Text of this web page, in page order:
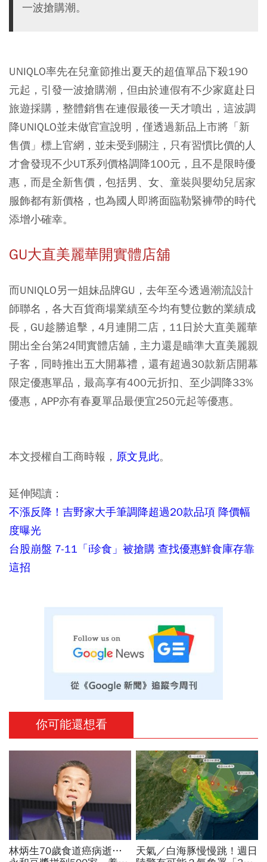
一波搶購潮。
UNIQLO率先在兒童節推出夏天的超值單品下殺190
元起，引發一波搶購潮，但由於連假有不少家庭赴日
旅遊採購，整體銷售在連假最後一天才噴出，這波調
降UNIQLO並未做官宣說明，僅透過新品上市將「新
售價」標上官網，並未受到關注，只有習慣比價的人
才會發現不少UT系列價格調降100元，且不是限時優
惠，而是全新售價，包括男、女、童裝與嬰幼兒居家
服飾都有新價格，也為國人即將面臨勒緊褲帶的時代
添增小確幸。
GU大直美麗華開實體店舖
而UNIQLO另一姐妹品牌GU，去年至今透過潮流設計
師聯名，各大百貨商場業績至今均有雙位數的業績成
長，GU趁勝追擊，4月連開二店，11日於大直美麗華
開出全台第24間實體店舖，主力還是瞄準大直美麗親
子客，同時推出五大開幕禮，還有超過30款新店開幕
限定優惠單品，最高享有400元折扣、至少調降33%
優惠，APP亦有春夏單品最便宜250元起等優惠。
本文授權自工商時報， 原文見此。
延伸閱讀：
不漲反降！吉野家大手筆調降超過20款品項 降價幅
度曝光
台股崩盤 7-11「i珍食」被搶購 查找優惠鮮食庫存靠
這招
你可能還想看
林炳生70歲食道癌病逝…
天氣／白海豚慢慢跳！週日